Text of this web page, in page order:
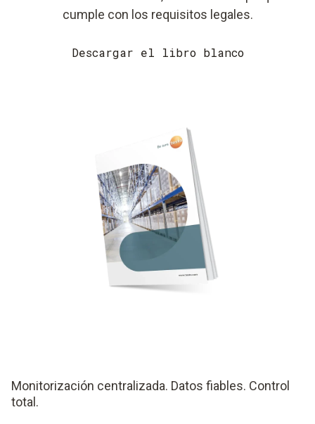
cumple con los requisitos legales.
Descargar el libro blanco
Monitorización centralizada. Datos fiables. Control
total.